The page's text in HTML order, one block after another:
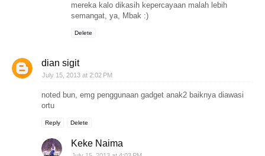
mereka kalo dikasih kepercayaan malah lebih
semangat, ya, Mbak :)
Delete
dian sigit
July 15, 2013 at 2:02 PM
noted bun, emg penggunaan gadget anak2 baiknya diawasi
ortu
Reply Delete
Keke Naima